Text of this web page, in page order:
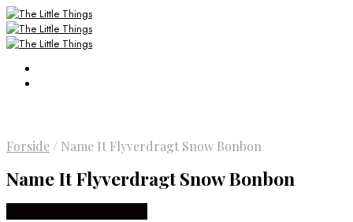
Forside / Name It Flyverdragt Snow Bonbon
Name It Flyverdragt Snow Bonbon